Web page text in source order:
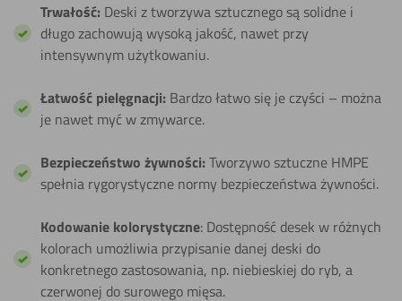
Trwałość: Deski z tworzywa sztucznego są solidne i
długo zachowują wysoką jakość, nawet przy
intensywnym użytkowaniu.
Łatwość pielęgnacji: Bardzo łatwo się je czyści – można
je nawet myć w zmywarce.
Bezpieczeństwo żywności: Tworzywo sztuczne HMPE
spełnia rygorystyczne normy bezpieczeństwa żywności.
Kodowanie kolorystyczne: Dostępność desek w różnych
kolorach umożliwia przypisanie danej deski do
konkretnego zastosowania, np. niebieskiej do ryb, a
czerwonej do surowego mięsa.